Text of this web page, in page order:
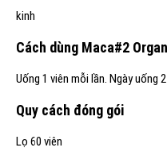
kinh
Cách dùng Maca#2
Uống 1 viên mỗi lần. Ngày uống
Quy cách đóng gói
Lọ 60 viên